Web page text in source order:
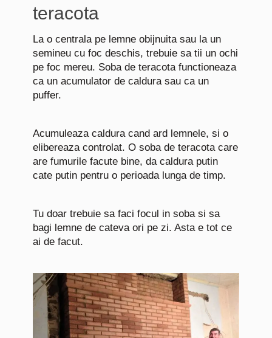
teracota
La o centrala pe lemne obijnuita sau la un
semineu cu foc deschis, trebuie sa tii un ochi
pe foc mereu. Soba de teracota functioneaza
ca un acumulator de caldura sau ca un
puffer.
Acumuleaza caldura cand ard lemnele, si o
elibereaza controlat. O soba de teracota care
are fumurile facute bine, da caldura putin
cate putin pentru o perioada lunga de timp.
Tu doar trebuie sa faci focul in soba si sa
bagi lemne de cateva ori pe zi. Asta e tot ce
ai de facut.